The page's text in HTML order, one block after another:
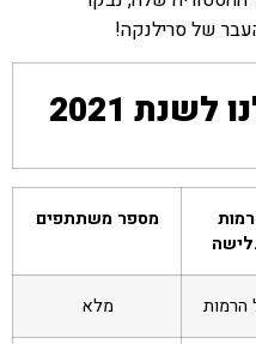
של סרילנקה!
2021
רמות
מספר משתתפים
הרמות מלא